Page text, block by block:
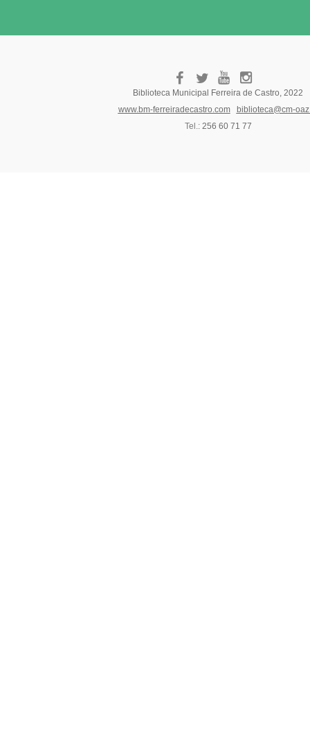
Biblioteca Municipal Ferreira de Castro, 2022
www.bm-ferreiradecastro.com
biblioteca@cm-
Tel.: 256 60 71 77